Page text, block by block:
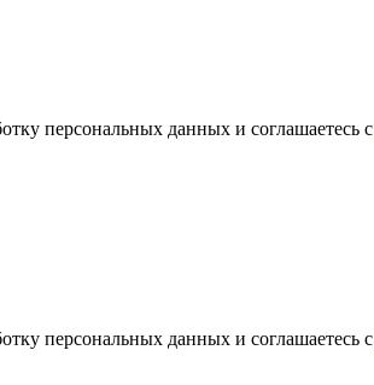
персональных данных и соглашаетесь с
персональных данных и соглашаетесь с